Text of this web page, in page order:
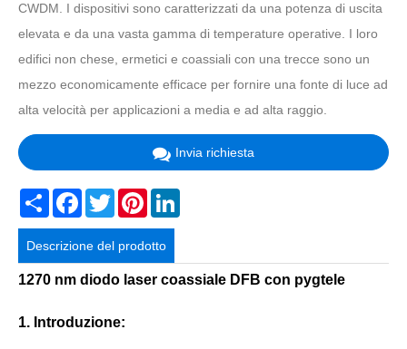
CWDM. I dispositivi sono caratterizzati da una potenza di uscita
elevata e da una vasta gamma di temperature operative. I loro
edifici non chese, ermetici e coassiali con una trecce sono un
mezzo economicamente efficace per fornire una fonte di luce ad
alta velocità per applicazioni a media e ad alta raggio.
Invia richiesta
Share Facebook
TwitterPinterest
Descrizione del prodotto
1270 nm diodo laser coassiale DFB con pygtele
1. Introduzione: